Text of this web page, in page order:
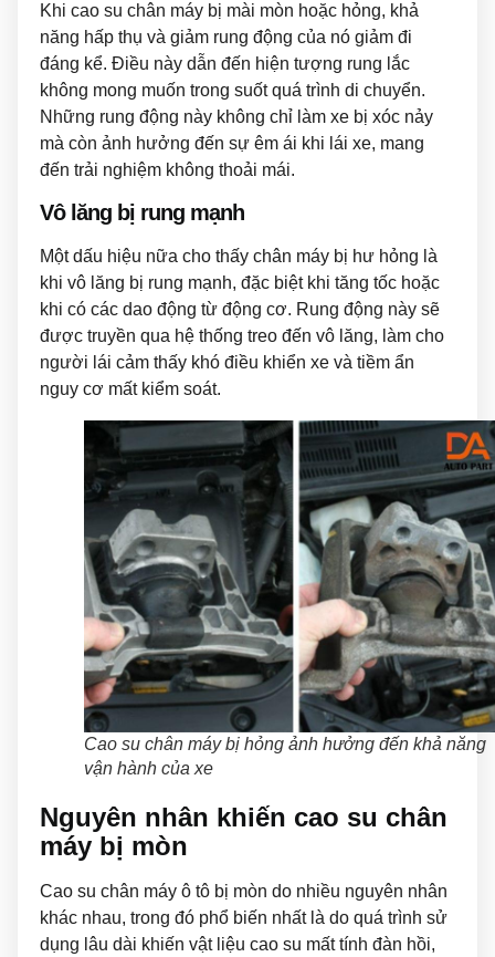
Khi cao su chân máy bị mài mòn hoặc hỏng, khả
năng hấp thụ và giảm rung động của nó giảm đi
đáng kể. Điều này dẫn đến hiện tượng rung lắc
không mong muốn trong suốt quá trình di chuyển.
Những rung động này không chỉ làm xe bị xóc nảy
mà còn ảnh hưởng đến sự êm ái khi lái xe, mang
đến trải nghiệm không thoải mái.
Vô lăng bị rung mạnh
Một dấu hiệu nữa cho thấy chân máy bị hư hỏng là
khi vô lăng bị rung mạnh, đặc biệt khi tăng tốc hoặc
khi có các dao động từ động cơ. Rung động này sẽ
được truyền qua hệ thống treo đến vô lăng, làm cho
người lái cảm thấy khó điều khiển xe và tiềm ẩn
nguy cơ mất kiểm soát.
Cao su chân máy bị hỏng ảnh hưởng đến khả năng
vận hành của xe
Nguyên nhân khiến cao su chân
máy bị mòn
Cao su chân máy ô tô bị mòn do nhiều nguyên nhân
khác nhau, trong đó phổ biến nhất là do quá trình sử
dụng lâu dài khiến vật liệu cao su mất tính đàn hồi,